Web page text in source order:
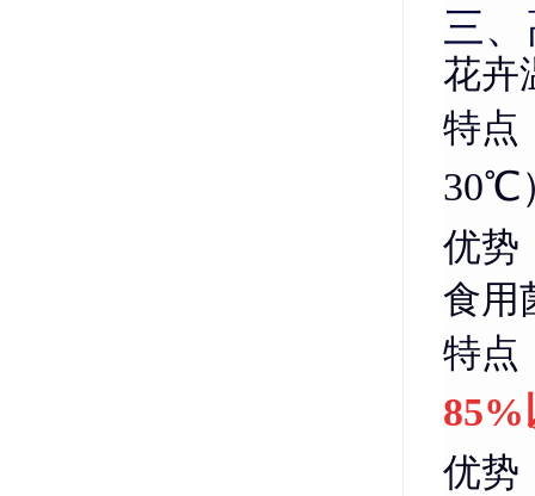
三
花卉
特点
30℃
优势
食用
特点
85%
优势